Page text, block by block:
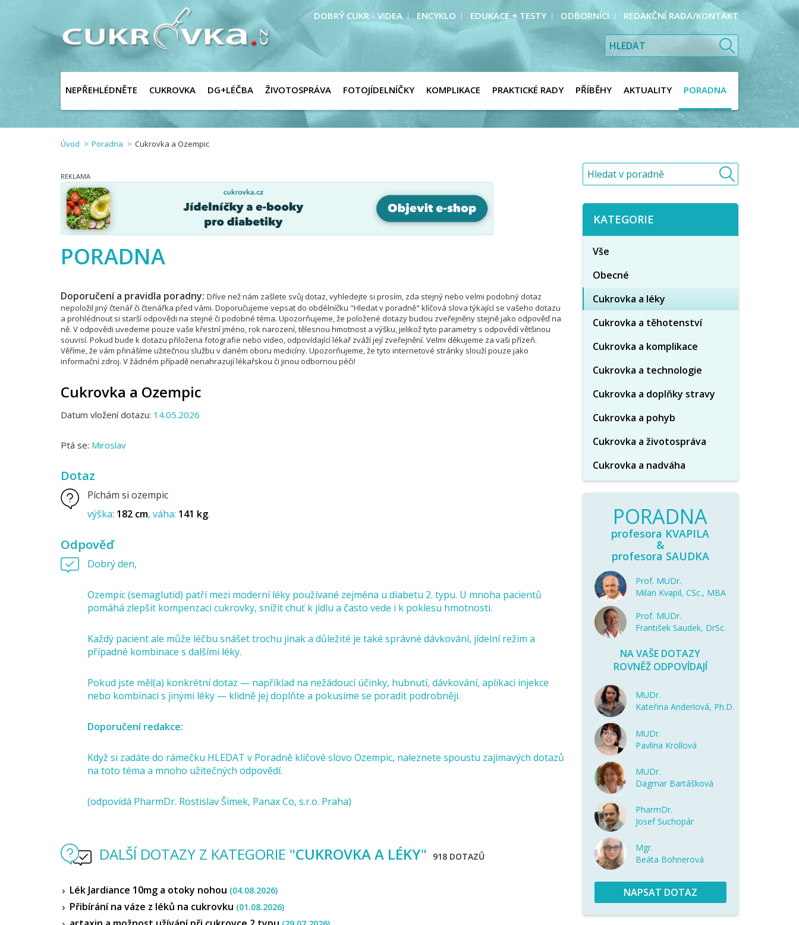
DOBRÝ CUKR - VIDEA ENCYKLO EDUKACE + TESTY ODBORNÍCI REDAKČNÍ RADA/KONTAKT
NEPŘEHLÉDNĚTE CUKROVKA DG+LÉČBA ŽIVOTOSPRÁVA FOTOJÍDELNÍČKY KOMPLIKACE PRAKTICKÉ RADY PŘÍBĚHY AKTUALITY PORADNA
Úvod Poradna Cukrovka a Ozempic
PORADNA
Doporučení a pravidla poradny: Dříve než nám zašlete svůj dotaz, vyhledejte si prosím, zda stejný nebo velmi podobný dotaz
nepoložil jiný čtenář či čtenářka před vámi. Doporučujeme vepsat do obdélníčku "Hledat v poradně" klíčová slova týkající se vašeho dotazu
a prohlédnout si starší odpovědi na stejné či podobné téma. Upozorňujeme, že položené dotazy budou zveřejněny stejně jako odpověď na
ně. V odpovědi uvedeme pouze vaše křestní jméno, rok narození, tělesnou hmotnost a výšku, jelikož tyto parametry s odpovědí většinou
souvisí. Pokud bude k dotazu přiložena fotografie nebo video, odpovídající lékař zváží její zveřejnění. Velmi děkujeme za vaši přízeň.
Věříme, že vám přinášíme užitečnou službu v daném oboru medicíny. Upozorňujeme, že tyto internetové stránky slouží pouze jako
informační zdroj. V žádném případě nenahrazují lékařskou či jinou odbornou péči!
Cukrovka a Ozempic
Datum vložení dotazu: 14.05.2026
Ptá se: Miroslav
Dotaz
Píchám si ozempic
výška: 182 cm váha: 141 kg
Odpověď
Dobrý den,
Ozempic (semaglutid) patří mezi moderní léky používané zejména u diabetu 2. typu. U mnoha pacientů
pomáhá zlepšit kompenzaci cukrovky, snížit chuť k jídlu a často vede i k poklesu hmotnosti.
Každý pacient ale může léčbu snášet trochu jinak a důležité je také správné dávkování, jídelní režim a
případné kombinace s dalšími léky.
Pokud jste měl(a) konkrétní dotaz — například na nežádoucí účinky, hubnutí, dávkování, aplikaci injekce
nebo kombinaci s jinými léky — klidně jej doplňte a pokusíme se poradit podrobněji.
Doporučení redakce:
Když si zadáte do rámečku HLEDAT v Poradně klíčové slovo Ozempic, naleznete spoustu zajímavých dotazů
na toto téma a mnoho užitečných odpovědí.
(odpovídá PharmDr. Rostislav Šimek, Panax Co, s.r.o. Praha)
DALŠÍ DOTAZY Z KATEGORIE "CUKROVKA A LÉKY" 918 DOTAZŮ
Lék Jardiance 10mg a otoky nohou (04.08.2026)
Přibírání na váze z léků na cukrovku (01.08.2026)
KATEGORIE
Vše
Obecné
Cukrovka a léky
Cukrovka a těhotenství
Cukrovka a komplikace
Cukrovka a technologie
Cukrovka a doplňky stravy
Cukrovka a pohyb
Cukrovka a životospráva
Cukrovka a nadváha
PORADNA
profesora KVAPILA
&
profesora SAUDKA
Prof. MUDr.
Milan Kvapil, CSc., MBA
Prof. MUDr.
František Saudek, DrSc.
NA VAŠE DOTAZY
ROVNĚŽ ODPOVÍDAJÍ
MUDr.
Kateřina Anderlová, Ph.D.
MUDr.
Pavlína Krollová
MUDr.
Dagmar Bartášková
PharmDr.
Josef Suchopár
Mgr.
Beáta Bohnerová
NAPSAT DOTAZ